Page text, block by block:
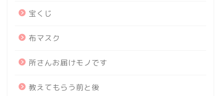
宝くじ
布マスク
所さんお届けモノです
教えてもらう前と後